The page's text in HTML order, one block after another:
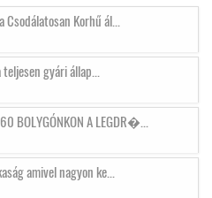
Csodálatosan Korhű ál...
gyári állap...
BOLYGÓNKON A LEGDR�...
amivel nagyon ke...